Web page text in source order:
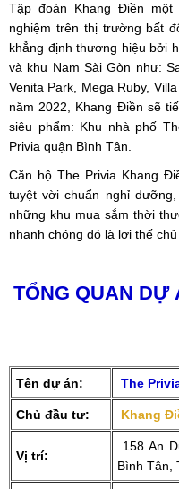
Tập đoàn Khang Điền
nghiệm trên thị trường bất
khẳng định thương hiệu bởi
và khu Nam Sài Gòn như:
Venita Park, Mega Ruby,
năm 2022, Khang Điền sẽ
siêu phẩm: Khu nhà phố
Privia quận Bình Tân.
Căn hộ The Privia Khang
tuyệt vời chuẩn nghỉ
những khu mua sắm thời
nhanh chóng đó là lợi thế
TỔNG QUAN DỰ
Tên dự án: The
Chủ đầu tư: Khang
Vị trí:
158 An
Bình Tân,